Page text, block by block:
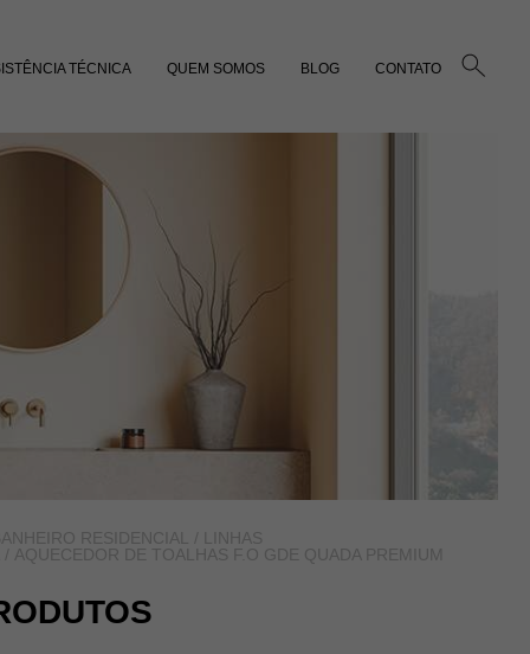
TÉCNICA QUEM SOMOS BLOG CONTATO
RESIDENCIAL /
LINHAS
/ AQUECEDOR DE TOALHAS F.O GDE QUADA PREMIUM